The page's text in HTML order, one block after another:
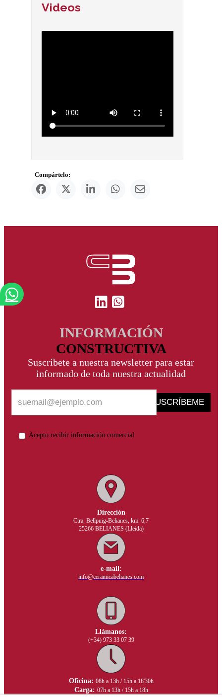
Videos
Compártelo:
INFORMACIÓN
CONSTRUCTIVA
Suscríbete a nuestra newsletter para estar
informado de toda nuestra actualidad
SUSCRÍBEME
Acepto recibir información comercial
Dirección
Ctra. Bellpuig-Belianes, km. 6,7
25266 BELIANES (Lleida)
e-mail:
info@ceramicabelianes.com
Llámanos:
(+34) 973 33 07 39
Oficina: 08h a 13h / 15h a 18'30h
Carga: 07h a 13h / 15h a 18h